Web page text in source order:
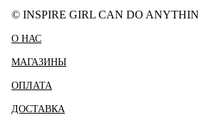
© INSPIRE GIRL CAN DO
О НАС
МАГАЗИНЫ
ОПЛАТА
ДОСТАВКА